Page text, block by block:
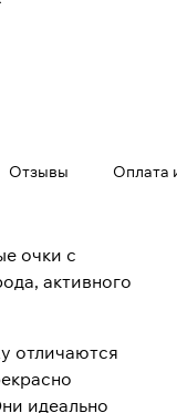
Отзывы Оплата
очки с
активного
отличаются
идеально